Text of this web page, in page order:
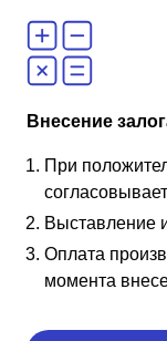
Внесение
При
Выставление
Оплата
момента